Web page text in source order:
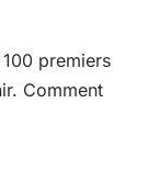
premiers
Comment